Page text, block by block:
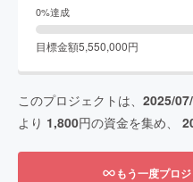
0%達成
目標金額5,550,000円
このプロジェクトは、 2025/
より 1,800円の資金を集め、
もう一度プロ